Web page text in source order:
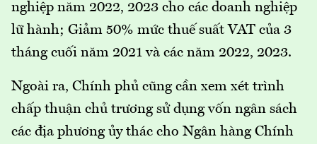
nghiệp năm 2022, 2023 cho các doanh nghiệp
lữ hành; Giảm 50% mức thuế suất VAT của 3
tháng cuối năm 2021 và các năm 2022, 2023.
Ngoài ra, Chính phủ cũng cần xem xét trình
chấp thuận chủ trương sử dụng vốn ngân sách
các địa phương ủy thác cho Ngân hàng Chính